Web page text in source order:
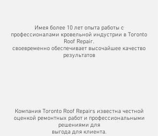
Имея более 10 лет опыта работы с
профессионалами кровельной индустрии в Toronto
Roof Repair.
своевременно обеспечивает высочайшее качество
результатов
Компания Toronto Roof Repairs известна честной
оценкой ремонтных работ и профессиональными
решениями для
выгода для клиента.